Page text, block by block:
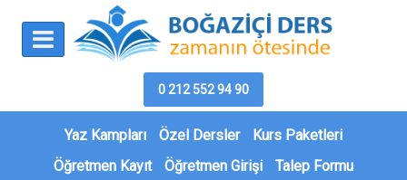
0 212 552 94 90
Yaz Kampları Özel Dersler
Kurs Paketleri
Öğretmen Kayıt
Öğretmen Girişi
Talep Formu